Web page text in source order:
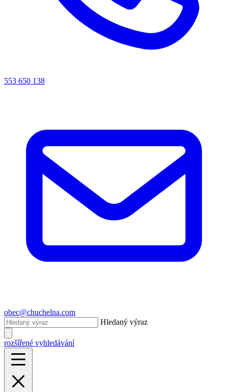
553 650 138
obec@chuchelna.com
Hledaný výraz
rozšířené vyhledávání